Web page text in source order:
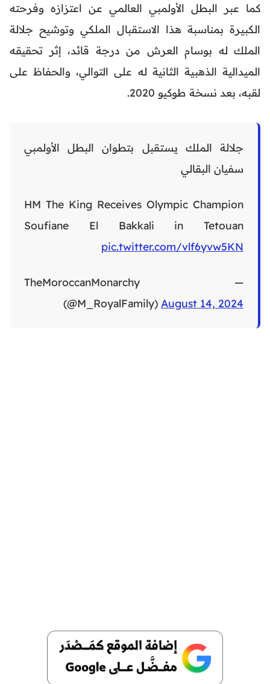
كما عبر البطل الأولمبي العالمي عن اعتزازه وفرحته
الكبيرة بمناسبة هذا الاستقبال الملكي وتوشيح جلالة
الملك له بوسام العرش من درجة قائد، إثر تحقيقه
الميدالية الذهبية الثانية له على التوالي، والحفاظ على
لقبه، بعد نسخة طوكيو 2020.
جلالة الملك يستقبل بتطوان البطل الأولمبي
سفيان البقالي
HM The King Receives Olympic Champion
Soufiane El Bakkali in Tetouan
pic.twitter.com/vlf6yvw5KN
— TheMoroccanMonarchy
(@M_RoyalFamily) August 14, 2024